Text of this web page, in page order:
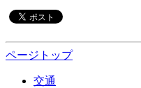
ページトップ
交通